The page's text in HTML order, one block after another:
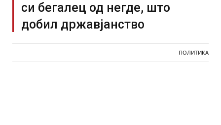
си бегалец од негде, што
добил државјанство
ПОЛИТИКА